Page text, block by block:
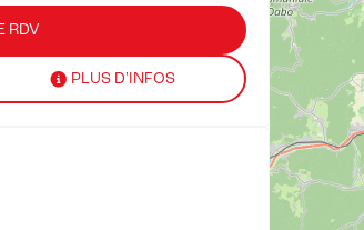
RDV
PLUS D'INFOS